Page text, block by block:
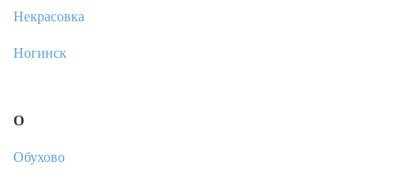
Некрасовка
Ногинск
О
Обухово